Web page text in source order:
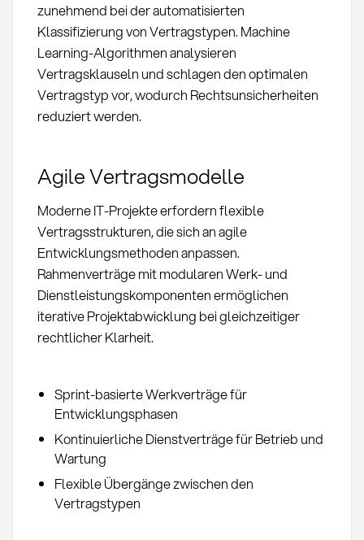
zunehmend bei der automatisierten
Klassifizierung von Vertragstypen. Machine
Learning-Algorithmen analysieren
Vertragsklauseln und schlagen den optimalen
Vertragstyp vor, wodurch Rechtsunsicherheiten
reduziert werden.
Agile Vertragsmodelle
Moderne IT-Projekte erfordern flexible
Vertragsstrukturen, die sich an agile
Entwicklungsmethoden anpassen.
Rahmenverträge mit modularen Werk- und
Dienstleistungskomponenten ermöglichen
iterative Projektabwicklung bei gleichzeitiger
rechtlicher Klarheit.
Sprint-basierte Werkverträge für
Entwicklungsphasen
Kontinuierliche Dienstverträge für Betrieb und
Wartung
Flexible Übergänge zwischen den
Vertragstypen